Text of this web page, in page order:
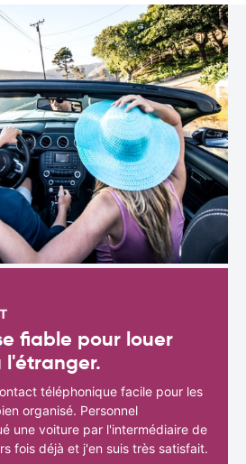
fiable pour louer
l'étranger.
téléphonique facile pour les
organisé. Personnel
une voiture par l'intermédiaire de
fois déjà et j'en suis très satisfait.